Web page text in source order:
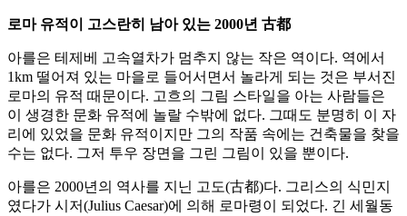
로마 유적이 고스란히 남아 있는 2000년 古都
아를은 테제베 고속열차가 멈추지 않는 작은 역이다. 역에서
1km 떨어져 있는 마을로 들어서면서 놀라게 되는 것은 부서진
로마의 유적 때문이다. 고흐의 그림 스타일을 아는 사람들은
이 생경한 문화 유적에 놀랄 수밖에 없다. 그때도 분명히 이 자
리에 있었을 문화 유적이지만 그의 작품 속에는 건축물을 찾을
수는 없다. 그저 투우 장면을 그린 그림이 있을 뿐이다.
아를은 2000년의 역사를 지닌 고도(古都)다. 그리스의 식민지
였다가 시저(Julius Caesar)에 의해 로마령이 되었다. 긴 세월동